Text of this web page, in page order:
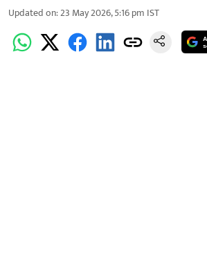
Updated on:23 May 2026, 5:16 pm IST